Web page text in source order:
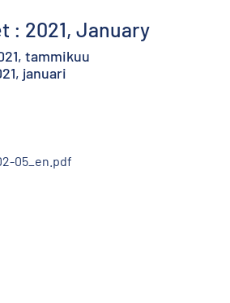
: 2021, January
tammikuu
januari
05_en.pdf